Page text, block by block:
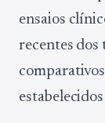
ensaios
recentes dos